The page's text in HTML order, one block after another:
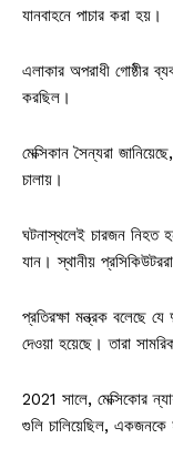
যানবাহনে পাচার করা হয়।
এলাকার অপরাধী গোষ্ঠীর
করছিল।
মেক্সিকান সৈন্যরা
চালায়।
ঘটনাস্থলেই চারজন নিহত
যান। স্থানীয়
প্রতিরক্ষা মন্ত্রক বলেছে
দেওয়া হয়েছে। তারা
2021 সালে, মেক্সিকোর
গুলি চালিয়েছিল, একজনকে